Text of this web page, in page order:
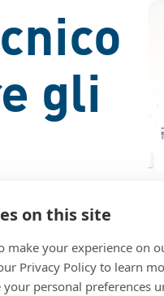
on this site
make your experience on
Privacy Policy to learn
your personal preferences
gli